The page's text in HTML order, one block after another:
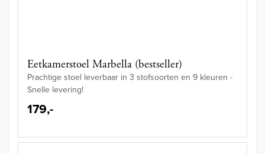
Eetkamerstoel Marbella (bestseller)
Prachtige stoel leverbaar in 3 stofsoorten en 9 kleuren -
Snelle levering!
179,-